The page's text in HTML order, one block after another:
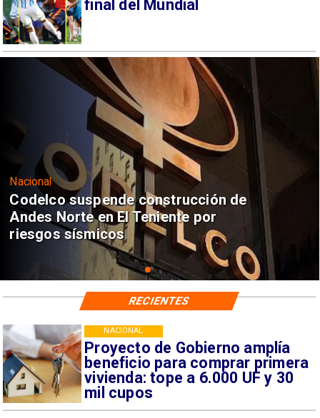
final del Mundial
Nacional
Codelco suspende construcción de
Andes Norte en El Teniente por
riesgos sísmicos
Proyecto de Gobierno amplía
beneficio para comprar primera
vivienda: tope a 6.000 UF y 30
mil cupos
NACIONAL
RECIENTES